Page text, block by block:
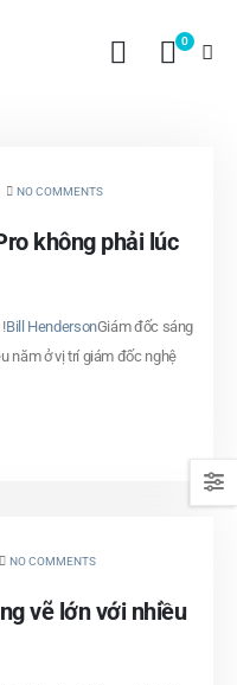
0
NO COMMENTS
không phải lúc
Bill HendersonGiám đốc sáng
năm ở vị trí giám đốc nghệ
NO COMMENTS
vẽ lớn với nhiều